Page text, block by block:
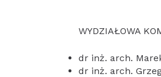
WYDZIAŁOWA
dr inż. arch.
dr inż. arch.